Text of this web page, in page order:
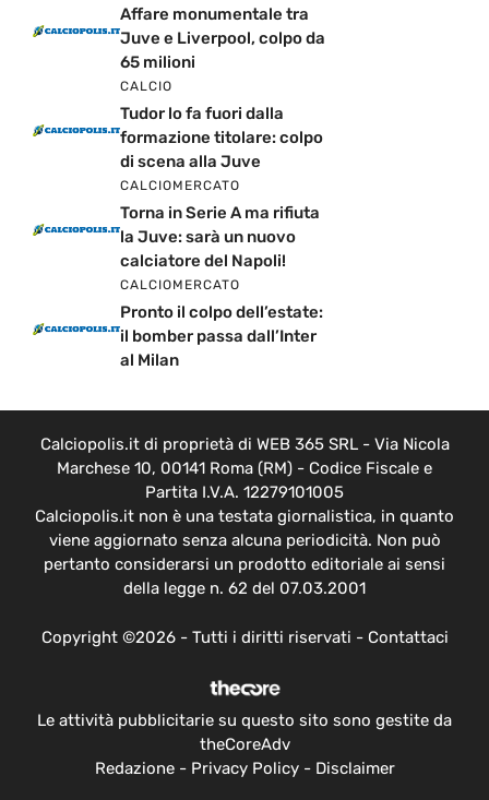
Affare monumentale tra
Juve e Liverpool, colpo da
65 milioni
CALCIO
Tudor lo fa fuori dalla
formazione titolare: colpo
di scena alla Juve
CALCIOMERCATO
Torna in Serie A ma rifiuta
la Juve: sarà un nuovo
calciatore del Napoli!
CALCIOMERCATO
Pronto il colpo dell’estate:
il bomber passa dall’Inter
al Milan
Calciopolis.it di proprietà di WEB 365 SRL - Via Nicola
Marchese 10, 00141 Roma (RM) - Codice Fiscale e
Partita I.V.A. 12279101005
Calciopolis.it non è una testata giornalistica, in quanto
viene aggiornato senza alcuna periodicità. Non può
pertanto considerarsi un prodotto editoriale ai sensi
della legge n. 62 del 07.03.2001
Copyright ©2026 - Tutti i diritti riservati - Contattaci
Le attività pubblicitarie su questo sito sono gestite da
theCoreAdv
Redazione- Privacy Policy- Disclaimer